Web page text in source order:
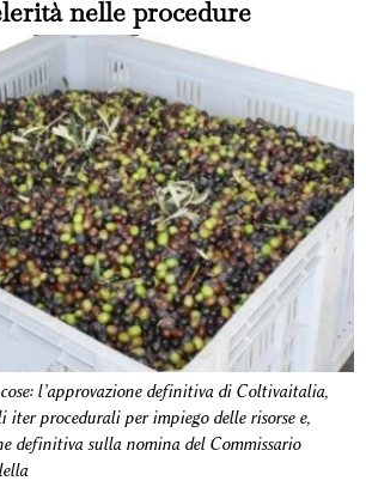
nelle procedure
l’approvazione definitiva di Coltivaitalia,
iter procedurali per impiego delle risorse e,
definitiva sulla nomina del Commissario